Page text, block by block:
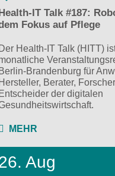
IT Talk #187:
Fokus auf Pflege
Der Health-IT Talk (HITT)
Berlin-Brandenburg für
Hersteller, Berater,
Entscheider der digitalen
MEHR
Aug